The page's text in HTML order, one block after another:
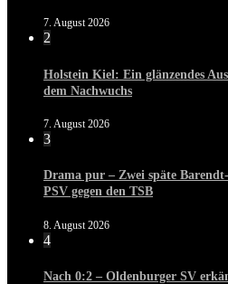
7. August 2026
2
Holstein Kiel: Ein glänzendes
dem Nachwuchs
7. August 2026
3
Drama pur – Zwei späte
PSV gegen den TSB
8. August 2026
4
Nach 0:2 – Oldenburger SV